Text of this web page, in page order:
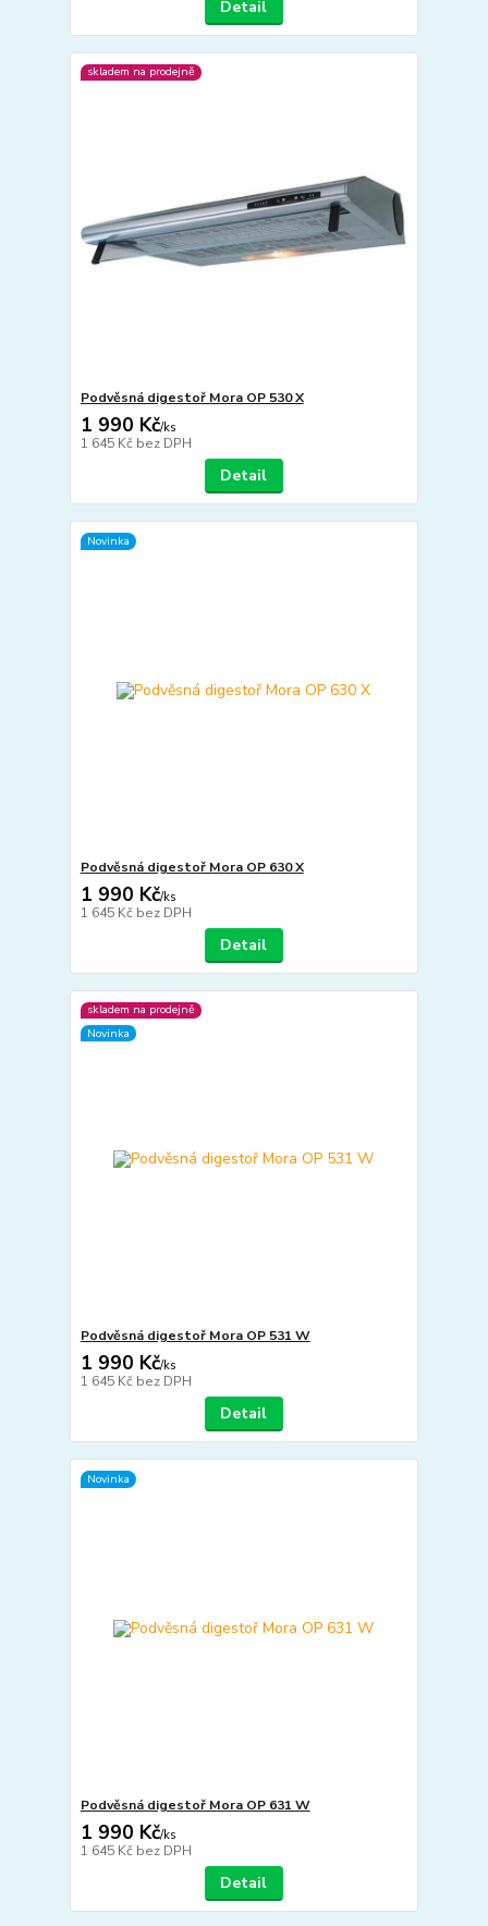
Detail
skladem na prodejně
Podvěsná digestoř Mora OP 530 X
1 990 Kč/ks
1 645 Kč bez DPH
Detail
Novinka
Podvěsná digestoř Mora OP 630 X
1 990 Kč/ks
1 645 Kč bez DPH
Detail
skladem na prodejně
Novinka
Podvěsná digestoř Mora OP 531 W
1 990 Kč/ks
1 645 Kč bez DPH
Detail
Novinka
Podvěsná digestoř Mora OP 631 W
1 990 Kč/ks
1 645 Kč bez DPH
Detail